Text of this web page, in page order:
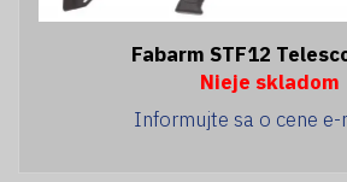
Fabarm STF12
Nieje skladom
Informujte sa o cene e-